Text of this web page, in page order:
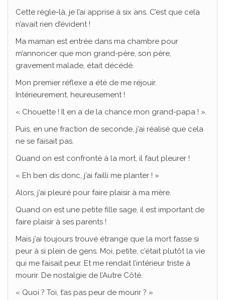
Cette règle-là, je l’ai apprise à six ans. C’est que cela
n’avait rien d’évident !
Ma maman est entrée dans ma chambre pour
m’annoncer que mon grand-père, son père,
gravement malade, était décédé.
Mon premier réflexe a été de me réjouir.
Intérieurement, heureusement !
« Chouette ! Il en a de la chance mon grand-papa ! ».
Puis, en une fraction de seconde, j’ai réalisé que cela
ne se faisait pas.
Quand on est confronté à la mort, il faut pleurer !
« Eh ben dis donc, j’ai failli me planter ! »
Alors, j’ai pleuré pour faire plaisir à ma mère.
Quand on est une petite fille sage, il est important de
faire plaisir à ses parents !
Mais j’ai toujours trouvé étrange que la mort fasse si
peur à si plein de gens. Moi, petite, c’était plutôt la vie
qui me faisait peur. Et me rendait l’intérieur triste à
mourir. De nostalgie de l’Autre Côté.
« Quoi ? Toi, t’as pas peur de mourir ? »